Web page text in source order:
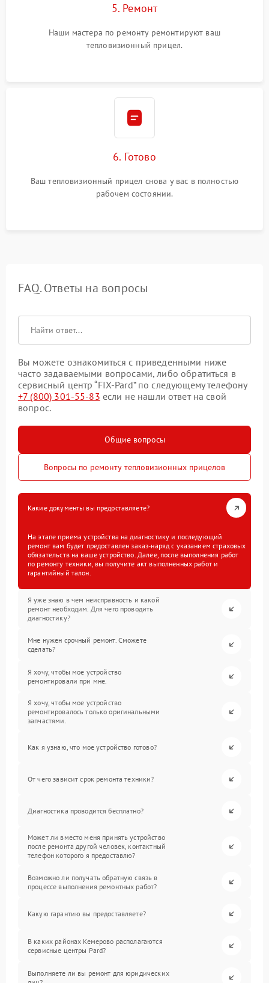
5. Ремонт
Наши мастера по ремонту ремонтируют ваш
тепловизионный прицел.
6. Готово
Ваш тепловизионный прицел снова у вас в полностью
рабочем состоянии.
FAQ. Ответы на вопросы
Вы можете ознакомиться с приведенными ниже
часто задаваемыми вопросами, либо обратиться в
сервисный центр “FIX-Pard” по следующему телефону
+7 (800) 301-55-83 если не нашли ответ на свой
вопрос.
Общие вопросы
Вопросы по ремонту тепловизионных прицелов
Какие документы вы предоставляете?
На этапе приема устройства на диагностику и последующий
ремонт вам будет предоставлен заказ-наряд с указанием страховых
обязательств на ваше устройство. Далее, после выполнения работ
по ремонту техники, вы получите акт выполненных работ и
гарантийный талон.
Я уже знаю в чем неисправность и какой
ремонт необходим. Для чего проводить
диагностику?
Мне нужен срочный ремонт. Сможете
сделать?
Я хочу, чтобы мое устройство
ремонтировали при мне.
Я хочу, чтобы мое устройство
ремонтировалось только оригинальными
запчастями.
Как я узнаю, что мое устройство готово?
От чего зависит срок ремонта техники?
Диагностика проводится бесплатно?
Может ли вместо меня принять устройство
после ремонта другой человек, контактный
телефон которого я предоставлю?
Возможно ли получать обратную связь в
процессе выполнения ремонтных работ?
Какую гарантию вы предоставляете?
В каких районах Кемерово располагаются
сервисные центры Pard?
Выполняете ли вы ремонт для юридических